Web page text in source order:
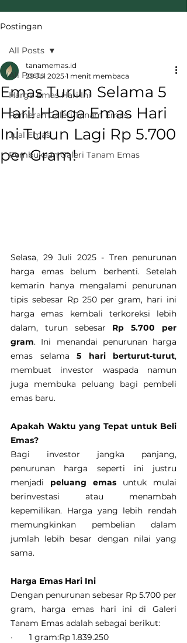
Postingan
All Posts
Harga Emas Hari Ini
Pameran Galeri Tanam Emas
Jual Emas
Pembukaan Galeri Tanam Emas
All Posts
Emas Turun Selama 5
Hari! Harga Emas Hari
Ini Turun Lagi Rp 5.700
per Gram!
tanamemas.id
29 Jul 2025 1 menit membaca
Selasa, 29 Juli 2025 - Tren penurunan
harga emas belum berhenti. Setelah
kemarin hanya mengalami penurunan
tipis sebesar Rp 250 per gram, hari ini
harga emas kembali terkoreksi lebih
dalam, turun sebesar Rp 5.700 per
gram. Ini menandai penurunan harga
emas selama 5 hari berturut-turut,
membuat investor waspada namun
juga membuka peluang bagi pembeli
emas baru.
Apakah Waktu yang Tepat untuk Beli
Emas?
Bagi investor jangka panjang,
penurunan harga seperti ini justru
menjadi peluang emas untuk mulai
berinvestasi atau menambah
kepemilikan. Harga yang lebih rendah
memungkinkan pembelian dalam
jumlah lebih besar dengan nilai yang
sama.
Harga Emas Hari Ini
Dengan penurunan sebesar Rp 5.700 per
gram, harga emas hari ini di Galeri
Tanam Emas adalah sebagai berikut:
·       1 gram:Rp 1.839.250